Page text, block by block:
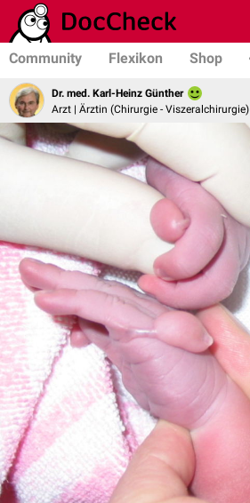
Community Flexikon Shop
Dr. med. Karl-Heinz Günther
Arzt | Ärztin (Chirurgie - Viszeralchirurgie)